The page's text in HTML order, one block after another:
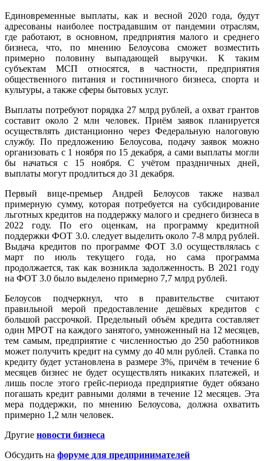
Единовременные выплаты, как и весной 2020 года, будут
адресованы наиболее пострадавшим от пандемии отраслям,
где работают, в основном, предприятия малого и среднего
бизнеса, что, по мнению Белоусова сможет возместить
примерно половину выпадающей выручки. К таким
субъектам МСП относятся, в частности, предприятия
общественного питания и гостиничного бизнеса, спорта и
культуры, а также сферы бытовых услуг.
Выплаты потребуют порядка 27 млрд рублей, а охват грантов
составит около 2 млн человек. Приём заявок планируется
осуществлять дистанционно через Федеральную налоговую
службу. По предложению Белоусова, подачу заявок можно
организовать с 1 ноября по 15 декабря, а сами выплаты могли
бы начаться с 15 ноября. С учётом праздничных дней,
выплаты могут продлиться до 31 декабря.
Первый вице-премьер Андрей Белоусов также назвал
примерную сумму, которая потребуется на субсидирование
льготных кредитов на поддержку малого и среднего бизнеса в
2022 году. По его оценкам, на программу кредитной
поддержки ФОТ 3.0. следует выделить около 7-8 млрд рублей.
Выдача кредитов по программе ФОТ 3.0 осуществлялась с
март по июль текущего года, но сама программа
продолжается, так как возникла задолженность. В 2021 году
на ФОТ 3.0 было выделено примерно 7,7 млрд рублей.
Белоусов подчеркнул, что в правительстве считают
правильной мерой предоставление дешёвых кредитов с
большой рассрочкой. Предельный объём кредита составляет
один МРОТ на каждого занятого, умноженный на 12 месяцев,
тем самым, предприятие с численностью до 250 работников
может получить кредит на сумму до 40 млн рублей. Ставка по
кредиту будет установлена в размере 3%, причём в течение 6
месяцев бизнес не будет осуществлять никаких платежей, и
лишь после этого грейс-периода предприятие будет обязано
погашать кредит равными долями в течение 12 месяцев. Эта
мера поддержки, по мнению Белоусова, должна охватить
примерно 1,2 млн человек.
Другие новости бизнеса
Обсудить на форуме для предпринимателей